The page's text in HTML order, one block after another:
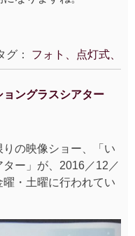
： フォト、点灯式、
ョングラスシアター
の映像ショー、「い
ー」が、2016／12／
・土曜に行われてい